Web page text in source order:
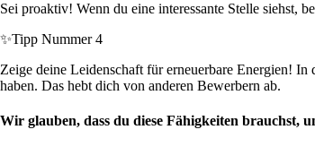
Sei proaktiv! Wenn du eine interessante Stelle siehst,
✨Tipp Nummer 4
Zeige deine Leidenschaft für erneuerbare Energien!
haben. Das hebt dich von anderen Bewerbern ab.
Wir glauben, dass du diese Fähigkeiten brauchst,